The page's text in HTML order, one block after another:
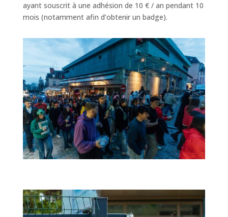
ayant souscrit à une adhésion de 10 € / an pendant 10
mois (notamment afin d’obtenir un badge).